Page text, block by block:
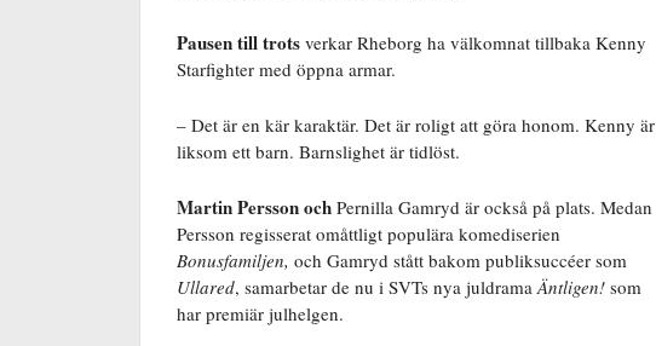
Pausen till trots verkar Rheborg ha välkomnat tillbaka Kenny
Starfighter med öppna armar.
– Det är en kär karaktär. Det är roligt att göra honom. Kenny är
liksom ett barn. Barnslighet är tidlöst.
Martin Persson och Pernilla Gamryd är också på plats. Medan
Persson regisserat omåttligt populära komediserien
Bonusfamiljen, och Gamryd stått bakom publiksuccéer som
Ullared, samarbetar de nu i SVTs nya juldrama Äntligen! som
har premiär julhelgen.